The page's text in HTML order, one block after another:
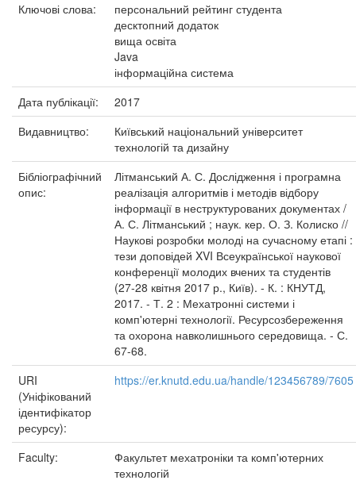
Ключові слова:
персональний рейтинг студента
десктопний додаток
вища освіта
Java
інформаційна система
Дата публікації:
2017
Видавництво:
Київський національний університет
технологій та дизайну
Бібліографічний
опис:
Літманський А. С. Дослідження і програмна
реалізація алгоритмів і методів відбору
інформації в неструктурованих документах /
А. С. Літманський ; наук. кер. О. З. Колиско //
Наукові розробки молоді на сучасному етапі :
тези доповідей XVI Всеукраїнської наукової
конференції молодих вчених та студентів
(27-28 квітня 2017 р., Київ). - К. : КНУТД,
2017. - Т. 2 : Мехатронні системи і
комп'ютерні технології. Ресурсозбереження
та охорона навколишнього середовища. - С.
67-68.
URI
(Уніфікований
ідентифікатор
ресурсу):
https://er.knutd.edu.ua/handle/123456789/7605
Faculty:
Факультет мехатроніки та комп'ютерних
технологій